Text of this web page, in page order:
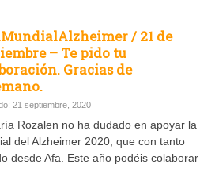
/ 21 de
– Te pido tu
Gracias de
21 septiembre, 2020
Rozalen no ha dudado en apoyar la
del Alzheimer 2020, que con tanto
desde Afa. Este año podéis colaborar